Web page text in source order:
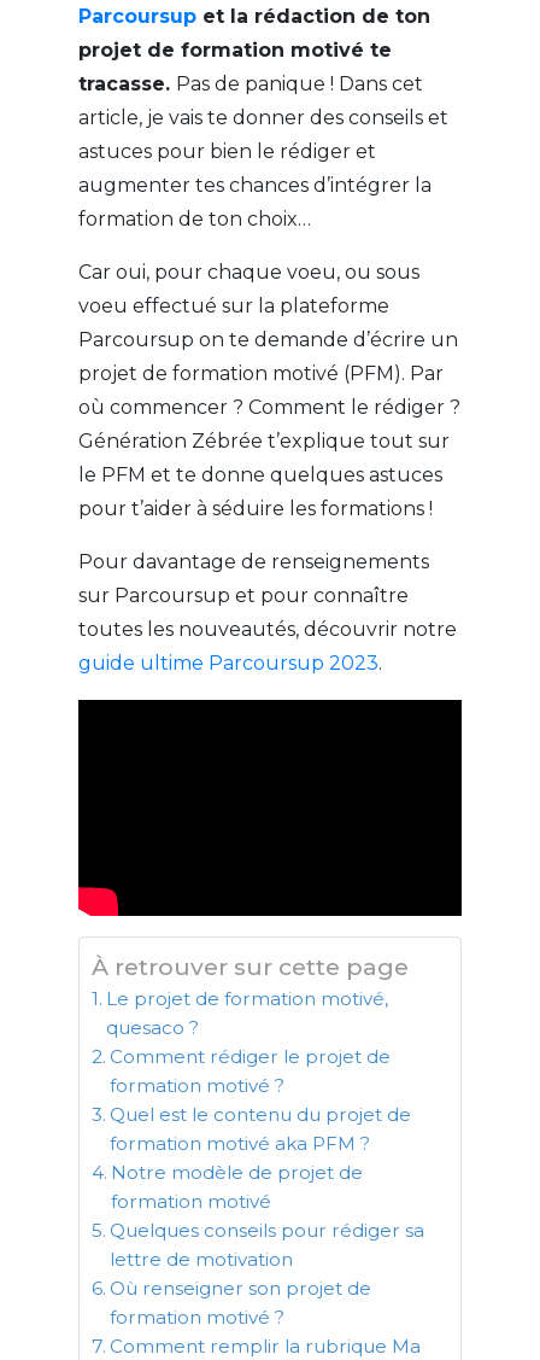
Parcoursupet la rédaction de ton
projet de formation motivé te
tracasse. Pas de panique ! Dans cet
article, je vais te donner des conseils et
astuces pour bien le rédiger et
augmenter tes chances d’intégrer la
formation de ton choix…
Car oui, pour chaque voeu, ou sous
voeu effectué sur la plateforme
Parcoursup on te demande d’écrire un
projet de formation motivé (PFM). Par
où commencer ? Comment le rédiger ?
Génération Zébrée t’explique tout sur
le PFM et te donne quelques astuces
pour t’aider à séduire les formations !
Pour davantage de renseignements
sur Parcoursup et pour connaître
toutes les nouveautés, découvrir notre
guide ultime Parcoursup 2023.
À retrouver sur cette page
Le projet de formation motivé,
quesaco ?
Comment rédiger le projet de
formation motivé ?
Quel est le contenu du projet de
formation motivé aka PFM ?
Notre modèle de projet de
formation motivé
Quelques conseils pour rédiger sa
lettre de motivation
Où renseigner son projet de
formation motivé ?
Comment remplir la rubrique Ma